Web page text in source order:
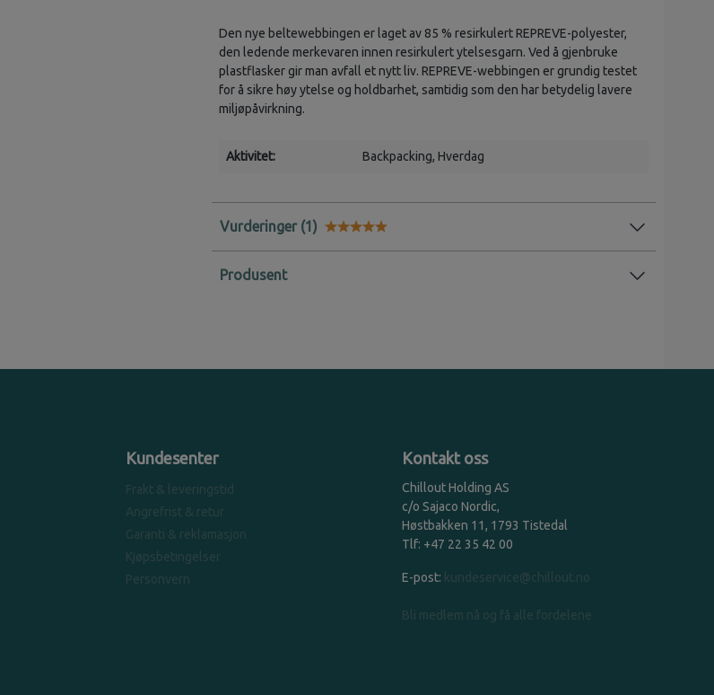
Den nye beltewebbingen er laget av 85 % resirkulert REPREVE-polyester,
den ledende merkevaren innen resirkulert ytelsesgarn. Ved å gjenbruke
plastflasker gir man avfall et nytt liv. REPREVE-webbingen er grundig testet
for å sikre høy ytelse og holdbarhet, samtidig som den har betydelig lavere
miljøpåvirkning.
Aktivitet: Backpacking, Hverdag
Vurderinger
Produsent
Kundesenter
Frakt & leveringstid
Angrefrist & retur
Garanti & reklamasjon
Kjøpsbetingelser
Personvern
Kontakt oss
Chillout Holding AS
c/o Sajaco Nordic,
Høstbakken 11, 1793 Tistedal
Tlf: +47 22 35 42 00
E-post: kundeservice@chillout.no
Bli medlem nå og få alle fordelene